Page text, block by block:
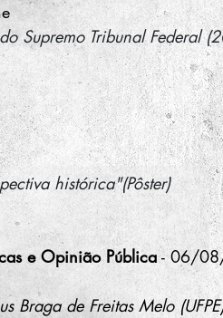
Supremo Tribunal Federal
histórica"(Pôster)
e Opinião Pública - 06/
Braga de Freitas Melo